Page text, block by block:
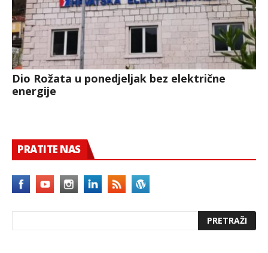
Dio Rožata u ponedjeljak bez električne
energije
PRATITE NAS